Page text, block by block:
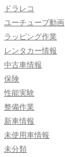
ドラレコ
ユーチューブ動画
ラッピング作業
レンタカー情報
中古車情報
保険
性能実験
整備作業
新車情報
未使用車情報
未分類